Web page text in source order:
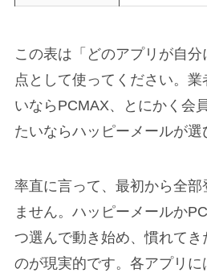
この表は「どのアプリが自
点として使ってください。
いならPCMAX、とにかく会
たいならハッピーメールが選
率直に言って、最初から全部
ません。ハッピーメールか
つ選んで動き始め、慣れて
のが現実的です。各アプリに